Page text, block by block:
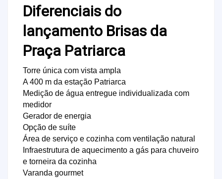
Diferenciais do
lançamento Brisas da
Praça Patriarca
Torre única com vista ampla
A 400 m da estação Patriarca
Medição de água entregue individualizada com
medidor
Gerador de energia
Opção de suíte
Área de serviço e cozinha com ventilação natural
Infraestrutura de aquecimento a gás para chuveiro
e torneira da cozinha
Varanda gourmet